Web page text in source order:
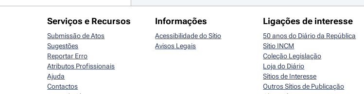
Serviços e Recursos
Submissão de Atos
Sugestões
Reportar Erro
Atributos Profissionais
Ajuda
Contactos
Informações
Acessibilidade do Sítio
Avisos Legais
Ligações de interesse
50 anos do Diário da República
Sítio INCM
Coleção Legislação
Loja do Diário
Sítios de Interesse
Outros Sítios de Publicação